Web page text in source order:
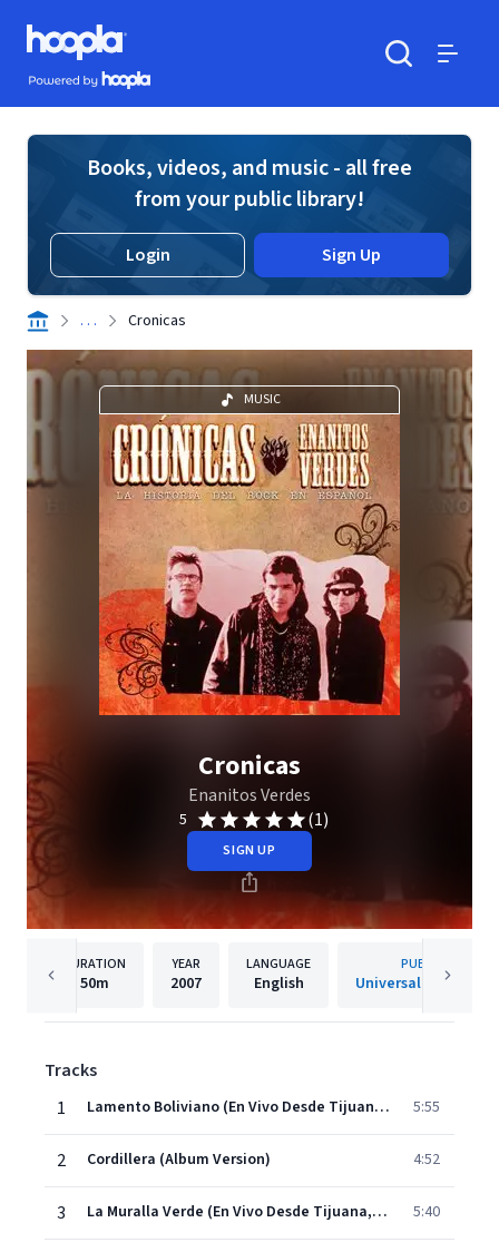
Skip to main content
Hoopla logo
Powered by Hoopla
Books, videos, and music - all free
from your public library!
Login Sign Up
. . . Cronicas
MUSIC
Cronicas
Enanitos Verdes
5 (1)
SIGN UP
DURATION
50m
YEAR
2007
LANGUAGE
English
PUBLISHER
Universal Music
Tracks
1
Lamento Boliviano (En Vivo Desde Tijuana, Mexico/2004) 5:55
2 Cordillera (Album Version) 4:52
3 La Muralla Verde (En Vivo Desde Tijuana, Mexico/2004) 5:40